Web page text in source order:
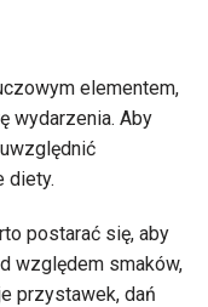
elementem,
wydarzenia. Aby
diety.
postarać się, aby
względem smaków,
przystawek, dań